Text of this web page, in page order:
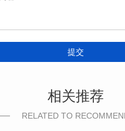
提交
相关推荐
RELATED TO